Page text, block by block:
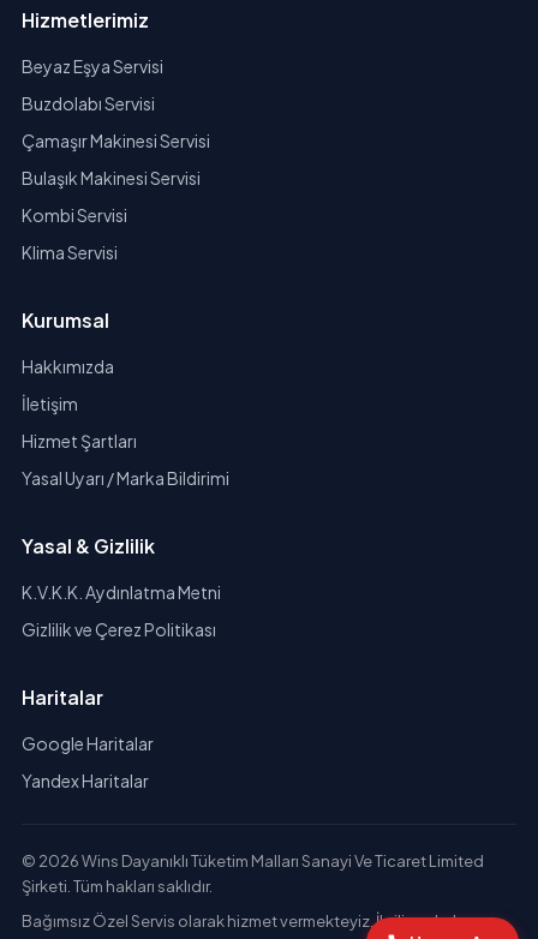
Hizmetlerimiz
Beyaz Eşya Servisi
Buzdolabı Servisi
Çamaşır Makinesi Servisi
Bulaşık Makinesi Servisi
Kombi Servisi
Klima Servisi
Kurumsal
Hakkımızda
İletişim
Hizmet Şartları
Yasal Uyarı / Marka Bildirimi
Yasal & Gizlilik
K.V.K.K. Aydınlatma Metni
Gizlilik ve Çerez Politikası
Haritalar
Google Haritalar
Yandex Haritalar
© 2026 Wins Dayanıklı Tüketim Malları Sanayi Ve Ticaret Limited
Şirketi. Tüm hakları saklıdır.
Bağımsız Özel Servis olarak hizmet vermekteyiz. İlgili markaların